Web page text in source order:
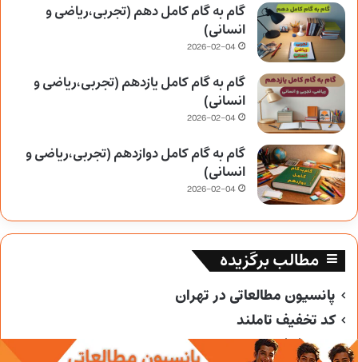
گام به گام کامل دهم (تجربی،ریاضی و
انسانی)
2026-02-04
گام به گام کامل یازدهم (تجربی،ریاضی و
انسانی)
2026-02-04
گام به گام کامل دوازدهم (تجربی،ریاضی و
انسانی)
2026-02-04
مطالب برگزیده
پانسیون مطالعاتی در تهران
کد تخفیف تاملند
کد تخفیف خیلی سبز